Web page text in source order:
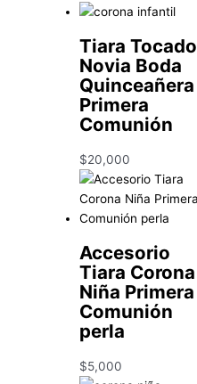
Tiara Tocado
Novia Boda
Quinceañera
Primera
Comunión
$20,000
Accesorio
Tiara Corona
Niña Primera
Comunión
perla
$5,000